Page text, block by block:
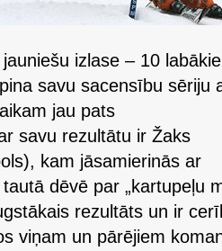
izlase – 10 labākie
savu sacensību sēriju
jau pats
savu rezultātu ir Žaks
kam jāsamierinās ar
dēvē par „kartupeļu
rezultāts un ir
viņam un pārējiem